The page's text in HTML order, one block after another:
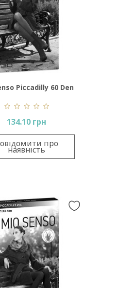
Piccadilly 60 Den
134.10 грн
про
наявність